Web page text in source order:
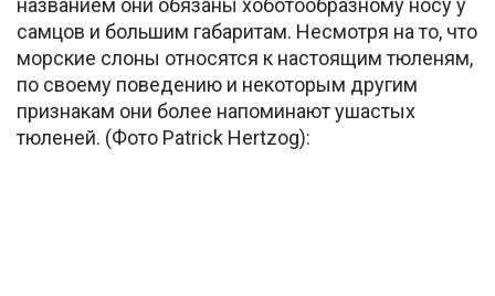
названием они обязаны хоботообразному носу у
самцов и большим габаритам. Несмотря на то, что
морские слоны относятся к настоящим тюленям,
по своему поведению и некоторым другим
признакам они более напоминают ушастых
тюленей. (Фото Patrick Hertzog):